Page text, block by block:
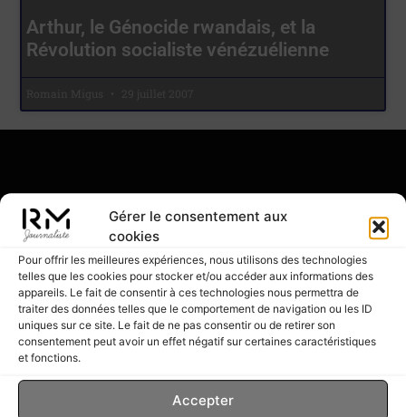
Gérer le consentement aux
cookies
Pour offrir les meilleures expériences, nous utilisons des technologies
telles que les cookies pour stocker et/ou accéder aux informations des
appareils. Le fait de consentir à ces technologies nous permettra de
traiter des données telles que le comportement de navigation ou les ID
uniques sur ce site. Le fait de ne pas consentir ou de retirer son
consentement peut avoir un effet négatif sur certaines caractéristiques
et fonctions.
Accepter
Arthur, le Génocide rwandais, et la
Révolution socialiste vénézuélienne
Romain Migus
Écrivain & Journaliste